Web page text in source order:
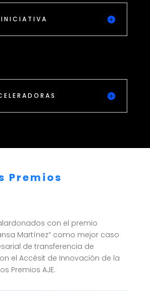
INICIATIVA
Premios
con el premio
Martínez” como mejor caso
de transferencia de
el Accésit de Innovación de la
Premios AJE.